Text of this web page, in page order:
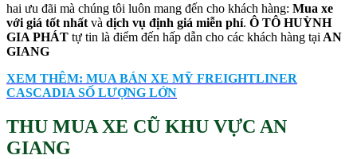
hai ưu đãi mà chúng tôi luôn mang đến cho khách hàng: Mua xe
với giá tốt nhất và dịch vụ định giá miễn phí. Ô TÔ HUỲNH
GIA PHÁT tự tin là điểm đến hấp dẫn cho các khách hàng tại AN
GIANG
XEM THÊM: MUA BÁN XE MỸ FREIGHTLINER
CASCADIA SỐ LƯỢNG LỚN
THU MUA XE CŨ KHU VỰC AN
GIANG